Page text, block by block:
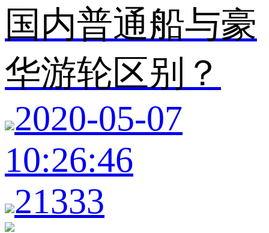
国内普通船与豪
华游轮区别？
2020-05-07
10:26:46
21333